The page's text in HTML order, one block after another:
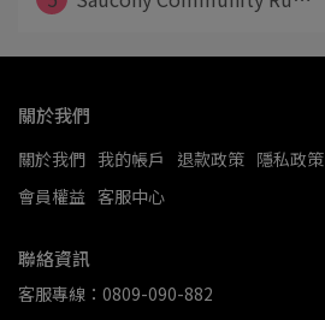
關於我們
關於我們 我的帳戶 退款政策 隱私政策
會員權益 客服中心
聯絡資訊
客服專線：0809-090-882